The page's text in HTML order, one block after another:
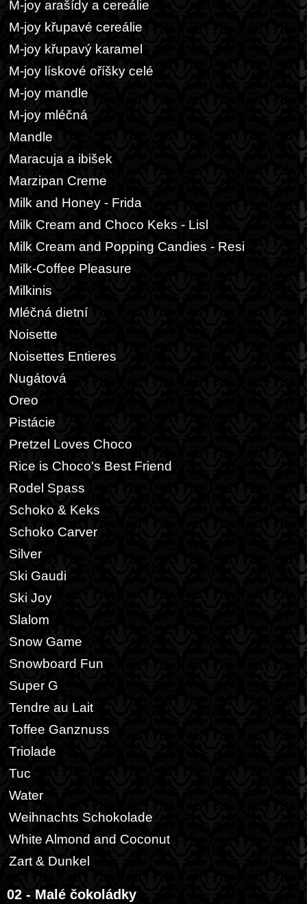
M-joy arašídy a cereálie
M-joy křupavé cereálie
M-joy křupavý karamel
M-joy lískové oříšky celé
M-joy mandle
M-joy mléčná
Mandle
Maracuja a ibišek
Marzipan Creme
Milk and Honey - Frida
Milk Cream and Choco Keks - Lisl
Milk Cream and Popping Candies - Resi
Milk-Coffee Pleasure
Milkinis
Mléčná dietní
Noisette
Noisettes Entieres
Nugátová
Oreo
Pistácie
Pretzel Loves Choco
Rice is Choco's Best Friend
Rodel Spass
Schoko & Keks
Schoko Carver
Silver
Ski Gaudi
Ski Joy
Slalom
Snow Game
Snowboard Fun
Super G
Tendre au Lait
Toffee Ganznuss
Triolade
Tuc
Water
Weihnachts Schokolade
White Almond and Coconut
Zart & Dunkel
02 - Malé čokoládky